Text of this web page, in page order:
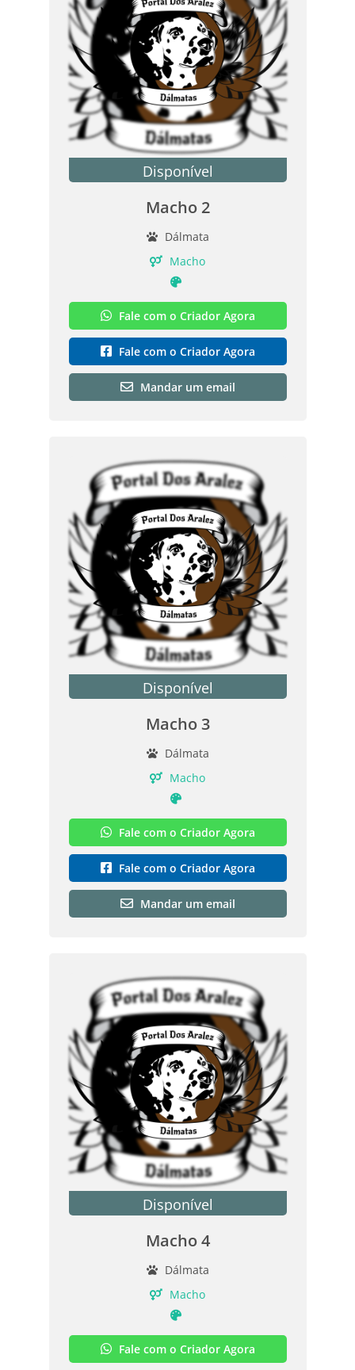
Disponível
Macho 2
Dálmata
Macho
Fale com o Criador Agora
Fale com o Criador Agora
Mandar um email
Disponível
Macho 3
Dálmata
Macho
Fale com o Criador Agora
Fale com o Criador Agora
Mandar um email
Disponível
Macho 4
Dálmata
Macho
Fale com o Criador Agora